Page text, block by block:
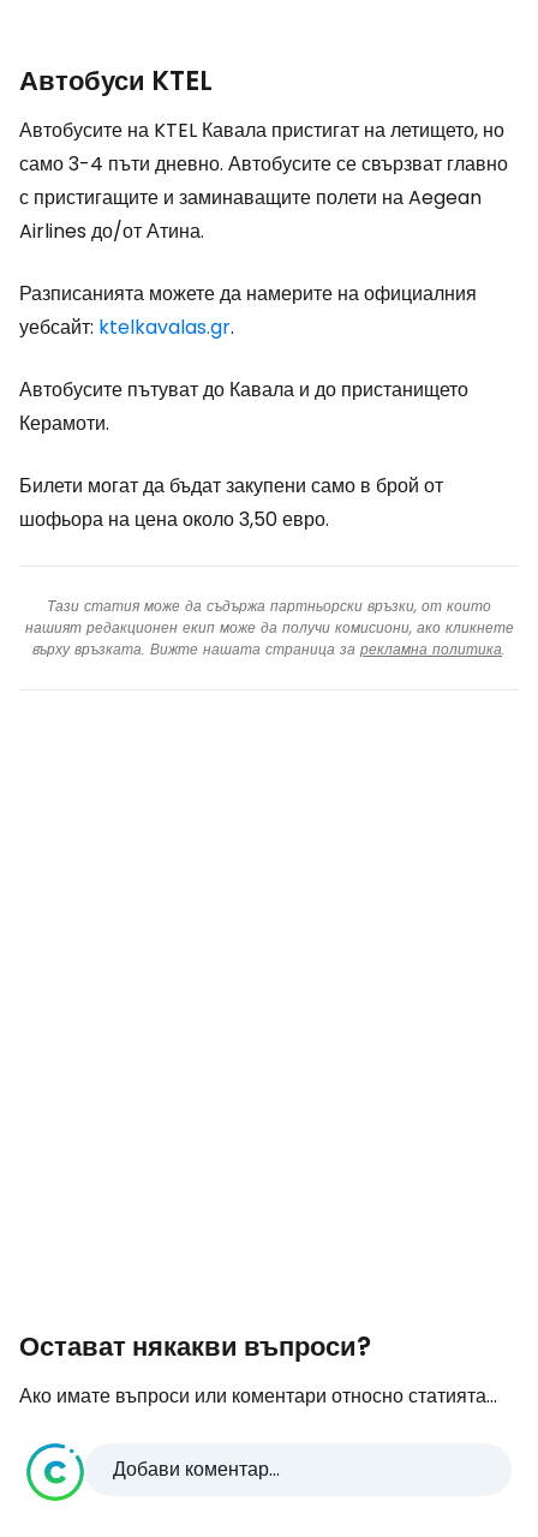
Автобуси KTEL
Автобусите на KTEL Кавала пристигат на летището, но
само 3-4 пъти дневно. Автобусите се свързват главно
с пристигащите и заминаващите полети на Aegean
Airlines до/от Атина.
Разписанията можете да намерите на официалния
уебсайт: ktelkavalas.gr.
Автобусите пътуват до Кавала и до пристанището
Керамоти.
Билети могат да бъдат закупени само в брой от
шофьора на цена около 3,50 евро.
Тази статия може да съдържа партньорски връзки, от които
нашият редакционен екип може да получи комисиони, ако кликнете
върху връзката. Вижте нашата страница за рекламна политика.
Остават някакви въпроси?
Ако имате въпроси или коментари относно статията...
Добави коментар...